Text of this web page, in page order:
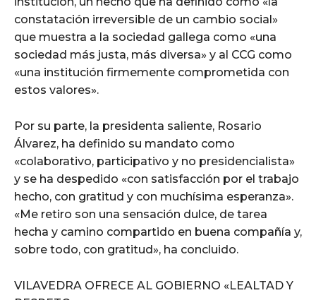
constatación irreversible de un cambio social»
que muestra a la sociedad gallega como «una
sociedad más justa, más diversa» y al CCG como
«una institución firmemente comprometida con
estos valores».
Por su parte, la presidenta saliente, Rosario
Álvarez, ha definido su mandato como
«colaborativo, participativo y no presidencialista»
y se ha despedido «con satisfacción por el trabajo
hecho, con gratitud y con muchísima esperanza».
«Me retiro son una sensación dulce, de tarea
hecha y camino compartido en buena compañía y,
sobre todo, con gratitud», ha concluido.
VILAVEDRA OFRECE AL GOBIERNO «LEALTAD Y